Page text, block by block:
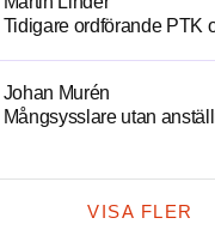
Tidigare ordförande PTK
Johan Murén
Mångsysslare utan
VISA FLER